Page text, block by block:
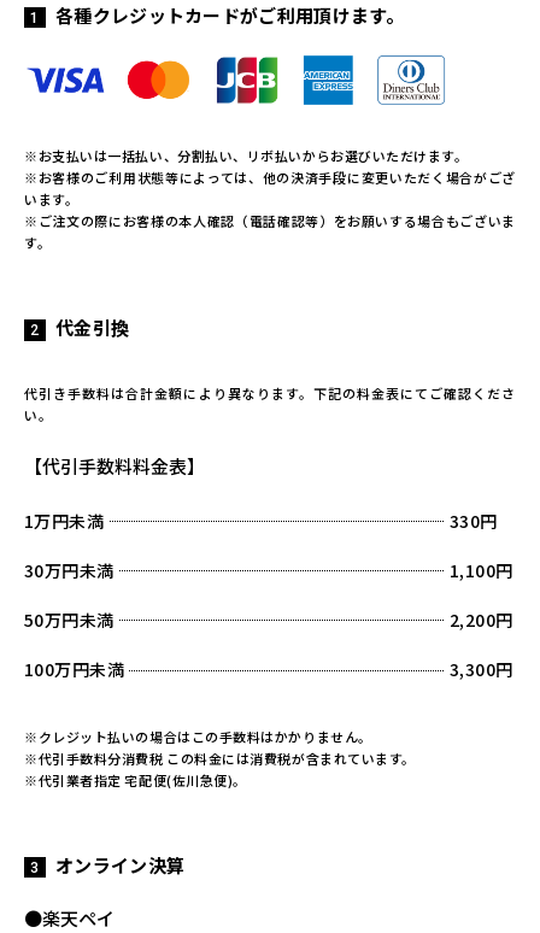
各種クレジットカードがご利用頂けます。
※お支払いは一括払い、分割払い、リボ払いからお選びいただけます。
※お客様のご利用状態等によっては、他の決済手段に変更いただく場合がござ
います。
※ご注文の際にお客様の本人確認（電話確認等）をお願いする場合もございま
す。
代金引換
代引き手数料は合計金額により異なります。下記の料金表にてご確認くださ
い。
【代引手数料料金表】
1万円未満 330円
30万円未満 1,100円
50万円未満 2,200円
100万円未満 3,300円
※クレジット払いの場合はこの手数料はかかりません。
※代引手数料分消費税 この料金には消費税が含まれています。
※代引業者指定 宅配便(佐川急便)。
オンライン決算
●楽天ペイ